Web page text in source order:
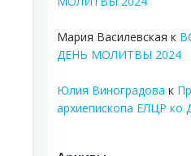
Мария Василевская к
ДЕНЬ МОЛИТВЫ 2024
Юлия Виноградова к
архиепископа ЕЛЦР